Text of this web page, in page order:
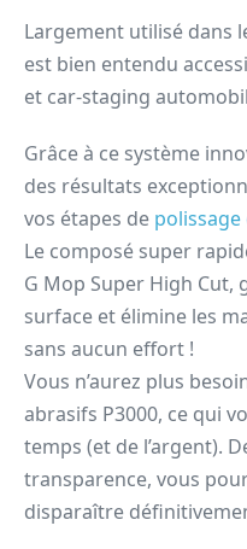
Largement utilisé dans
est bien entendu
et car-staging
Grâce à ce système
des résultats
vos étapes de
Le composé super
G Mop Super High Cut,
surface et élimine les
sans aucun effort !
Vous n’aurez plus
abrasifs P3000, ce qui
temps (et de l’argent).
transparence, vous
disparaître